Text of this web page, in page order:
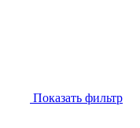
Показать фильтр